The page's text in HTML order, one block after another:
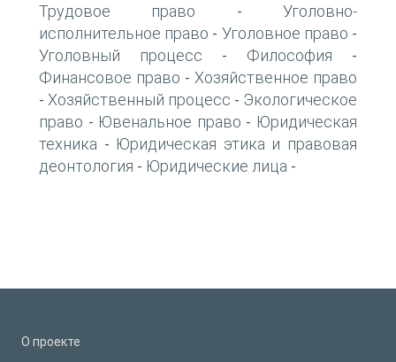
Трудовое право -Уголовно-
исполнительное право - Уголовное право -
Уголовный процесс - Философия -
Финансовое право - Хозяйственное право
- Хозяйственный процесс - Экологическое
право - Ювенальное право - Юридическая
техника - Юридическая этика и правовая
деонтология - Юридические лица -
О проекте